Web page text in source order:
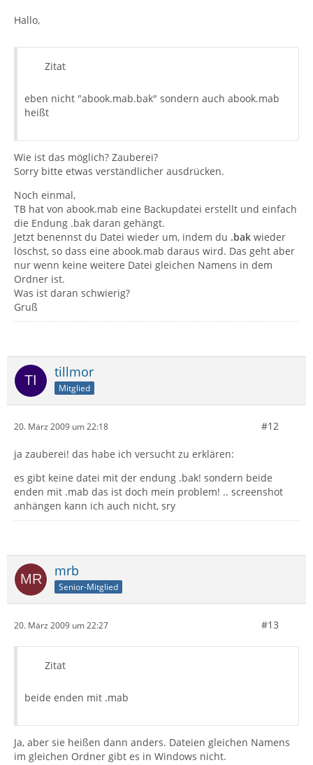
Hallo,
Zitat
eben nicht "abook.mab.bak" sondern auch abook.mab
heißt
Wie ist das möglich? Zauberei?
Sorry bitte etwas verständlicher ausdrücken.
Noch einmal,
TB hat von abook.mab eine Backupdatei erstellt und einfach
die Endung .bak daran gehängt.
Jetzt benennst du Datei wieder um, indem du .bak wieder
löschst, so dass eine abook.mab daraus wird. Das geht aber
nur wenn keine weitere Datei gleichen Namens in dem
Ordner ist.
Was ist daran schwierig?
Gruß
tillmor
Mitglied
20. März 2009 um 22:18 #12
ja zauberei! das habe ich versucht zu erklären:
es gibt keine datei mit der endung .bak! sondern beide
enden mit .mab das ist doch mein problem! .. screenshot
anhängen kann ich auch nicht, sry
mrb
Senior-Mitglied
20. März 2009 um 22:27 #13
Zitat
beide enden mit .mab
Ja, aber sie heißen dann anders. Dateien gleichen Namens
im gleichen Ordner gibt es in Windows nicht.